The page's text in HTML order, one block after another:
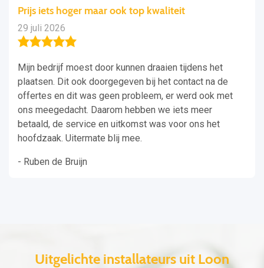
Prijs iets hoger maar ook top kwaliteit
29 juli 2026
Mijn bedrijf moest door kunnen draaien tijdens het
plaatsen. Dit ook doorgegeven bij het contact na de
offertes en dit was geen probleem, er werd ook met
ons meegedacht. Daarom hebben we iets meer
betaald, de service en uitkomst was voor ons het
hoofdzaak. Uitermate blij mee.
- Ruben de Bruijn
Uitgelichte installateurs uit Loon